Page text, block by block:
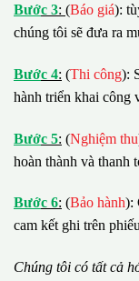
Bước 3: (Báo giá):
chúng tôi sẽ đưa ra
Bước 4: (Thi công):
hành triển khai công
Bước 5: (Nghiệm thu
hoàn thành và thanh
Bước 6: (Bảo hành):
cam kết ghi trên
Chúng tôi có tất cả h